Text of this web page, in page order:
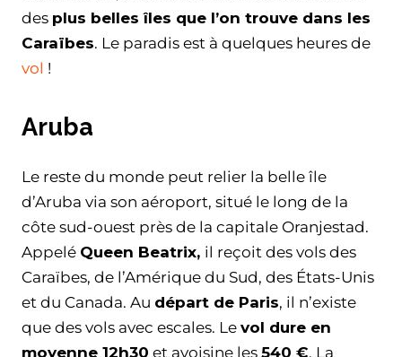
des plus belles îles que l’on trouve dans les
Caraïbes. Le paradis est à quelques heures de
vol !
Aruba
Le reste du monde peut relier la belle île
d’Aruba via son aéroport, situé le long de la
côte sud-ouest près de la capitale Oranjestad.
Appelé Queen Beatrix, il reçoit des vols des
Caraïbes, de l’Amérique du Sud, des États-Unis
et du Canada. Au départ de Paris, il n’existe
que des vols avec escales. Le vol dure en
moyenne 12h30 et avoisine les 540 €. La